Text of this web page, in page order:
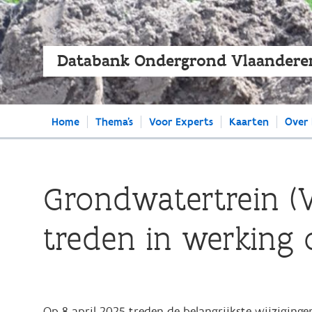
Databank Ondergrond
Home Thema's Voor Experts Kaarten Over
Grondwatertrein
treden in werking